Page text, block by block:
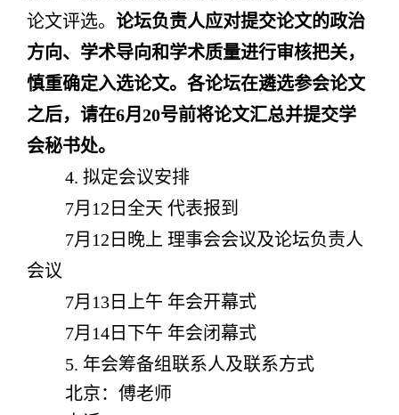
论文评选。 论坛负责人应对提交论文的政治
方向、学术导向和学术质量进行审核把关，
慎重确定入选论文。 各论坛在遴选参会论文
之后，请在6月 20号前将论文汇总并提交学
会秘书处。
4. 拟定会议安排
7月12日全天 代表报到
7月 12 日晚上 理事会会议及论坛负责人
会议
7月 13 日上午 年会开幕式
7月 14 日下午 年会闭幕式
5. 年会筹备组联系人及联系方式
北京：傅老师